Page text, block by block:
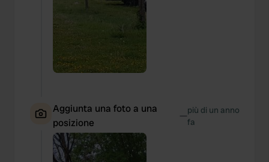
Aggiunta una foto a una
posizione
—più di un anno
fa